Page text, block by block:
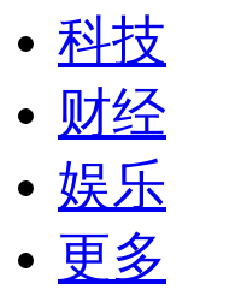
科技
财经
娱乐
更多